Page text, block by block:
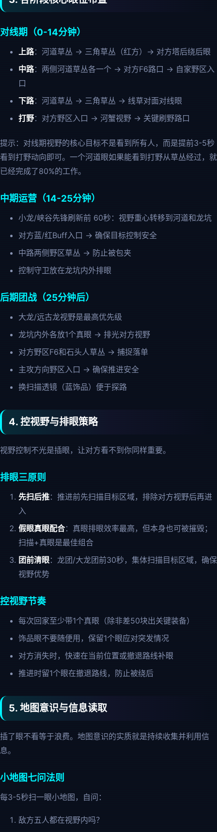
对线期（0-14分钟）
上路：河道草丛 → 三角草丛（红方）→ 对方塔后绕后眼
中路：两侧河道草丛各一个 → 对方F6路口 → 自家野区入
口
下路：河道草丛 → 三角草丛 → 线草对面对线眼
打野：对方野区入口 → 河蟹视野 → 关键刷野路口
提示：对线期视野的核心目标不是看到所有人，而是提前3-5秒
看到打野动向即可。一个河道眼如果能看到打野从草丛经过，就
已经完成了80%的工作。
中期运营（14-25分钟）
小龙/峡谷先锋刷新前 60秒：视野重心转移到河道和龙坑
对方蓝/红Buff入口 → 确保目标控制安全
中路两侧野区草丛 → 防止被包夹
控制守卫放在龙坑内外排眼
后期团战（25分钟后）
大龙/远古龙视野是最高优先级
龙坑内外各放1个真眼 → 排光对方视野
对方野区F6和石头人草丛 → 捕捉落单
主攻方向野区入口 → 确保推进安全
换扫描透镜（蓝饰品）便于探路
4. 控视野与排眼策略
视野控制不光是插眼，让对方看不到你同样重要。
排眼三原则
先扫后推：推进前先扫描目标区域，排除对方视野后再进
入
假眼真眼配合：真眼排眼效率最高，但本身也可被摧毁；
扫描+真眼是最佳组合
团前清眼：龙团/大龙团前30秒，集体扫描目标区域，确保
视野优势
控视野节奏
每次回家至少带1个真眼（除非差50块出关键装备）
饰品眼不要随便用，保留1个眼应对突发情况
对方消失时，快速在当前位置或撤退路线补眼
推进时留1个眼在撤退路线，防止被绕后
5. 地图意识与信息读取
插了眼不看等于浪费。地图意识的实质就是持续收集并利用信
息。
小地图七问法则
每3-5秒扫一眼小地图，自问：
敌方五人都在视野内吗？